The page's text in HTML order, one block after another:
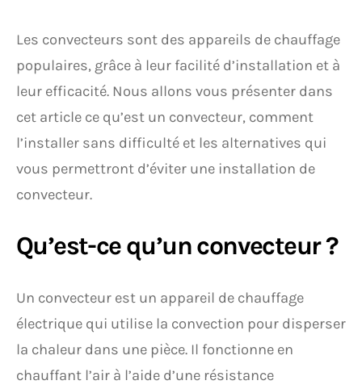
Les convecteurs sont des appareils de chauffage
populaires, grâce à leur facilité d’installation et à
leur efficacité. Nous allons vous présenter dans
cet article ce qu’est un convecteur, comment
l’installer sans difficulté et les alternatives qui
vous permettront d’éviter une installation de
convecteur.
Qu’est-ce qu’un convecteur ?
Un convecteur est un appareil de chauffage
électrique qui utilise la convection pour disperser
la chaleur dans une pièce. Il fonctionne en
chauffant l’air à l’aide d’une résistance